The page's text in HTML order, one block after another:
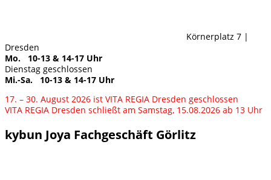
Körnerplatz 7 |
Dresden
Mo. 10-13 & 14-17 Uhr
Dienstag geschlossen
Mi.-Sa. 10-13 & 14-17 Uhr
17. – 30. August 2026 ist VITA REGIA Dresden geschlossen
VITA REGIA Dresden schließt am Samstag, 15.08.2026 ab 13 Uhr
kybun Joya Fachgeschäft Görlitz